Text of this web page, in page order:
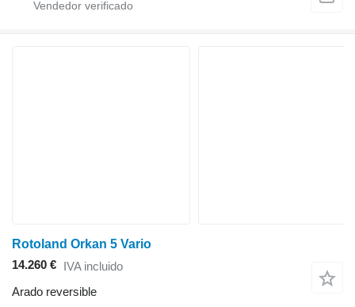
Rotoland Orkan 5 Vario
14.260 € IVA incluido
Arado reversible